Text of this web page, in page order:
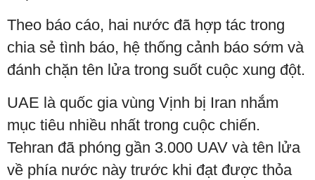
Theo báo cáo, hai nước đã hợp tác trong
chia sẻ tình báo, hệ thống cảnh báo sớm và
đánh chặn tên lửa trong suốt cuộc xung đột.
UAE là quốc gia vùng Vịnh bị Iran nhắm
mục tiêu nhiều nhất trong cuộc chiến.
Tehran đã phóng gần 3.000 UAV và tên lửa
về phía nước này trước khi đạt được thỏa